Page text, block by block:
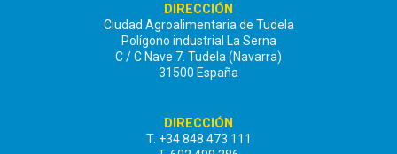
DIRECCIÓN
Ciudad Agroalimentaria de Tudela
Polígono industrial La Serna
C / C Nave 7. Tudela (Navarra)
31500 España
DIRECCIÓN
T. +34 848 473 111